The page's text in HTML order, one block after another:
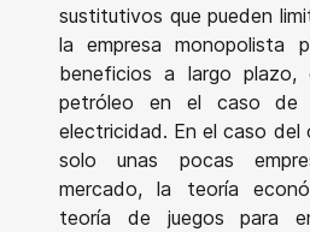
sustitutivos que pueden
la empresa monopolista
beneficios a largo
petróleo en el caso de
electricidad. En el caso del
solo unas pocas
mercado, la teoría
teoría de juegos para